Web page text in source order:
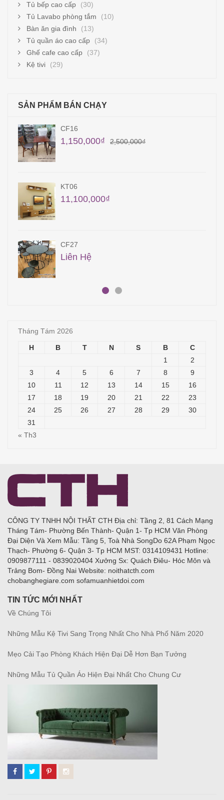
Tủ bếp cao cấp
(30)
Tủ Lavabo phòng tắm
(10)
Bàn ăn gia đình
(13)
Tủ quần áo cao cấp
(34)
Ghế cafe cao cấp
(37)
Kệ tivi
(29)
SẢN PHẨM BÁN CHẠY
55,100,000₫
7,500,000
Tháng Tám 2026
H B T N S B
C
1
2
3
4 5 6 7 8
9
10
11 12 13 14 15
16
17
18 19 20 21 22
23
24
25 26 27 28 29
30
31
« Th3
CÔNG TY TNHH NỘI THẤT CTH Địa chỉ: Tầng 2, 81 Cách Mạng
Tháng Tám- Phường Bến Thành- Quận 1- Tp HCM Văn Phòng
Đại Diện Và Xem Mẫu: Tầng 5, Toà Nhà SongDo 62A Phạm Ngọc
Thạch- Phường 6- Quận 3- Tp HCM MST: 0314109431 Hotline:
0909877111 - 0839020404 Xưởng Sx: Quách Điêu- Hóc Môn và
Trảng Bom- Đồng Nai Website: noithatcth.com
chobanghegiare.com sofamuanhietdoi.com
TIN TỨC MỚI NHẤT
Về Chúng Tôi
Những Mẫu Kệ Tivi Sang Trọng Nhất Cho Nhà Phố Năm 2020
Mẹo Cải Tạo Phòng Khách Hiện Đại Dễ Hơn Bạn Tưởng
Những Mẫu Tủ Quần Áo Hiện Đại Nhất Cho Chung Cư